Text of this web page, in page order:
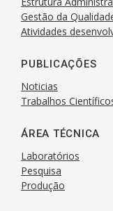
Gestão da
Atividades
PUBLICAÇÕES
Noticias
Trabalhos
ÁREA TÉCNICA
Laboratórios
Pesquisa
Produção